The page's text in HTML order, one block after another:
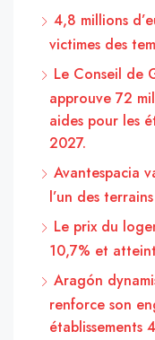
4,8 millions
victimes des
Le Conseil de
approuve 72
aides pour les
2027.
Avantespacia
l’un des
Le prix du
10,7% et
Aragón
renforce son
établissements